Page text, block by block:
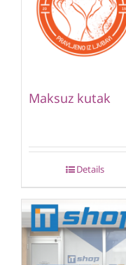
Maksuz kutak
Details